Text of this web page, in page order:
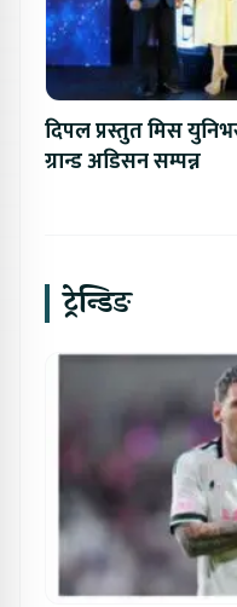
दिपल प्रस्तुत मिस
ग्रान्ड अडिसन सम्पन्न
ट्रेन्डिङ